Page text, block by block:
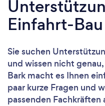
Einfahrt-
Sie suchen
und wissen nicht
Bark macht es Ihnen
paar kurze Fragen und
passenden Fachkräften